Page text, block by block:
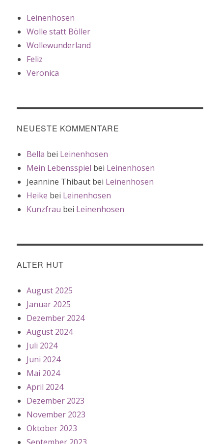
Leinenhosen
Wolle statt Böller
Wollewunderland
Feliz
Veronica
NEUESTE KOMMENTARE
Bella bei Leinenhosen
Mein Lebensspiel bei Leinenhosen
Jeannine Thibaut bei Leinenhosen
Heike bei Leinenhosen
Kunzfrau bei Leinenhosen
ALTER HUT
August 2025
Januar 2025
Dezember 2024
August 2024
Juli 2024
Juni 2024
Mai 2024
April 2024
Dezember 2023
November 2023
Oktober 2023